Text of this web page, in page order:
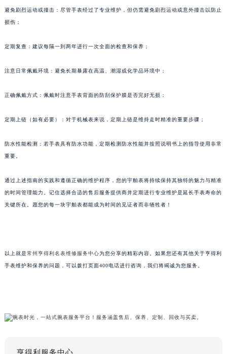
避免剧烈运动或撞击：尽管手表经过了专业维护，但仍需避免剧烈运动或意外撞击以防止
损伤；
定期复查：建议每隔一到两年进行一次全面的检查和保养；
注意日常佩戴环境：避免长期暴露在高温、潮湿或化学品环境中；
正确佩戴方式：佩戴时注意手表背面的防刮保护膜是否完好无损；
定期上链（如有必要）：对于机械表来说，定期上链是维持走时精准的重要步骤；
防水性能检测：若手表具有防水功能，定期检测防水性能并按照说明书上的指导使用非常
重要。
通过上述指南的实践和遵循正确的维护程序，您的宇舶表将持续保持其独特的魅力与精准
的时间管理能力。记住选择合适的售后服务提供商并定期进行专业维护是延长手表寿命的
关键所在。愿您的每一块宇舶表都能成为时间的见证者而非牺牲者！
以上就是常州亨得利名表维修服务中心为您分享的精彩内容。如果您还有其他关于亨得利
手表维护和保养的问题，可以拨打页面400电话进行咨询，我们将竭诚为您服务。
亨得利服务中心